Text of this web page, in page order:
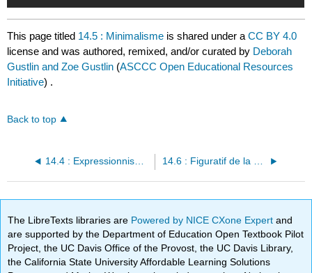
This page titled 14.5 : Minimalisme is shared under aCC BY 4.0
license and was authored, remixed, and/or curated by Deborah
Gustlin and Zoe Gustlin (ASCCC Open Educational Resources
Initiative) .
Back to top
14.4 : Expressionnisme abstrait 14.6 : Figuratif de la baie de San Francisco
The LibreTexts libraries are Powered by NICE CXone Expertand
are supported by the Department of Education Open Textbook Pilot
Project, the UC Davis Office of the Provost, the UC Davis Library,
the California State University Affordable Learning Solutions